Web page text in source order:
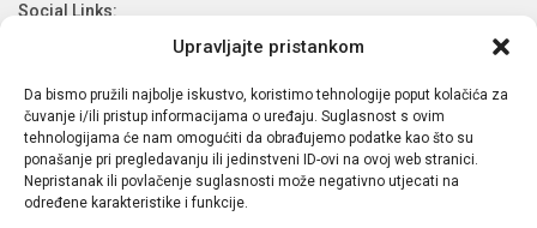
Upravljajte pristankom
Da bismo pružili najbolje iskustvo, koristimo tehnologije poput kolačića za
čuvanje i/ili pristup informacijama o uređaju. Suglasnost s ovim
tehnologijama će nam omogućiti da obrađujemo podatke kao što su
ponašanje pri pregledavanju ili jedinstveni ID-ovi na ovoj web stranici.
Nepristanak ili povlačenje suglasnosti može negativno utjecati na
određene karakteristike i funkcije.
Social Links:
Latest Listings
O NAMA: